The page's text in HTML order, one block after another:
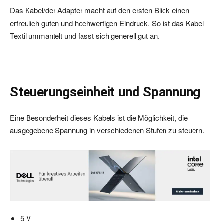
Das Kabel/der Adapter macht auf den ersten Blick einen
erfreulich guten und hochwertigen Eindruck. So ist das Kabel
Textil ummantelt und fasst sich generell gut an.
Steuerungseinheit und Spannung
Eine Besonderheit dieses Kabels ist die Möglichkeit, die
ausgegebene Spannung in verschiedenen Stufen zu steuern.
5 V